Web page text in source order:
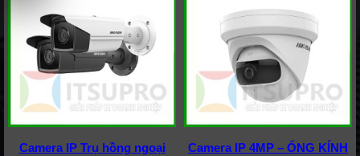
Camera IP Trụ hồng ngoại
Camera IP 4MP – ỐNG KÍNH